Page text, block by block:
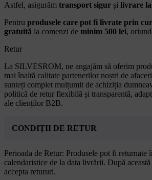
Astfel, asigurăm transport sigur și livrare
Pentru produsele care pot fi livrate prin
gratuită la comenzi de minim 500 lei,
Retur
La SILVESROM, ne angajăm să oferim
mai înaltă calitate partenerilor noștri de
sunteți complet mulțumit de achiziția
politică de retur flexibilă și transparentă,
ale clienților B2B.
CONDIȚII DE RETUR
Perioada de Retur: Produsele pot fi returnate
calendaristice de la data livrării. După
accepta retururi.